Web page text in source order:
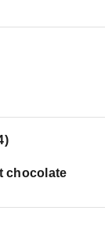
chocolate